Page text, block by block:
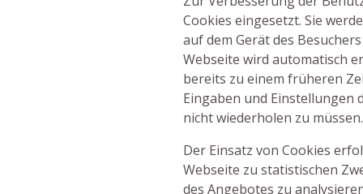
Cookies eingesetzt. Sie
auf dem Gerät des
Webseite wird automatisch
bereits zu einem früheren
Eingaben und Einstellungen
nicht wiederholen zu müssen.
Der Einsatz von Cookies
Webseite zu statistischen
des Angebotes zu